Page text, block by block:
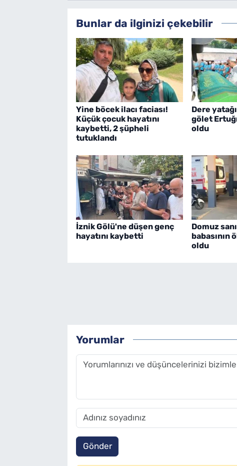
Bunlar da ilginizi çekebilir
Yine böcek ilacı faciası!
Küçük çocuk hayatını
kaybetti, 2 şüpheli
tutuklandı
Dere
gölet
oldu
İznik Gölü'ne düşen genç
hayatını kaybetti
Domuz
babasının
oldu
Yorumlar
Gönder